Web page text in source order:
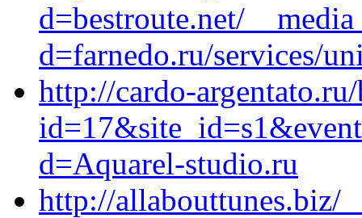
d=bestroute.net/
d=farnedo.ru/services/
http://cardo-
d=Aquarel-studio.ru
http://allabouttunes.biz/